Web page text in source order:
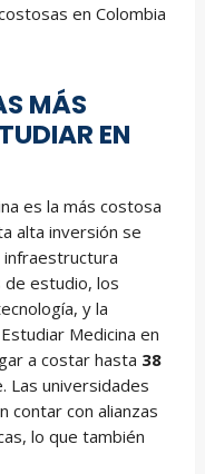
en Colombia
MÁS
EN
es la más costosa
alta inversión se
de estudio, los
y la
Medicina en
a costar hasta 38
Las universidades
contar con alianzas
lo que también